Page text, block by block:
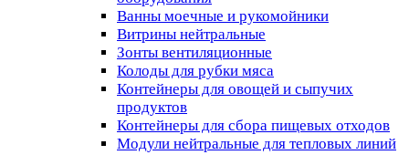
Ванны моечные и рукомойники
Витрины нейтральные
Зонты вентиляционные
Колоды для рубки мяса
Контейнеры для овощей и сыпучих
продуктов
Контейнеры для сбора пищевых отходов
Модули нейтральные для тепловых линий